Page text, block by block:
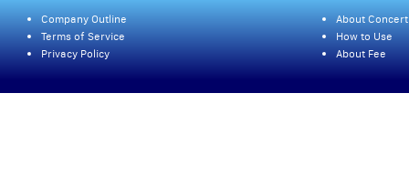
Company Outline
Terms of Service
Privacy Policy
About
How to Use
About Fee